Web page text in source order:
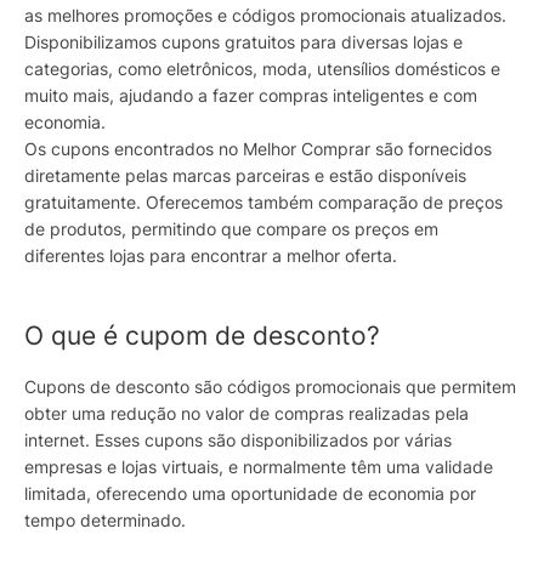
as melhores promoções e códigos promocionais atualizados.
Disponibilizamos cupons gratuitos para diversas lojas e
categorias, como eletrônicos, moda, utensílios domésticos e
muito mais, ajudando a fazer compras inteligentes e com
economia.
Os cupons encontrados no Melhor Comprar são fornecidos
diretamente pelas marcas parceiras e estão disponíveis
gratuitamente. Oferecemos também comparação de preços
de produtos, permitindo que compare os preços em
diferentes lojas para encontrar a melhor oferta.
O que é cupom de desconto?
Cupons de desconto são códigos promocionais que permitem
obter uma redução no valor de compras realizadas pela
internet. Esses cupons são disponibilizados por várias
empresas e lojas virtuais, e normalmente têm uma validade
limitada, oferecendo uma oportunidade de economia por
tempo determinado.